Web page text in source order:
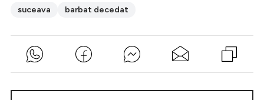
suceava barbat decedat